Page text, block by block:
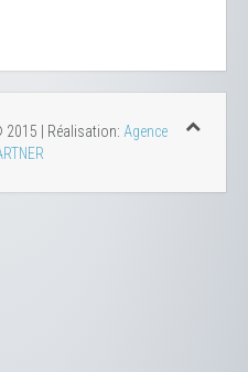
| Réalisation: Agence